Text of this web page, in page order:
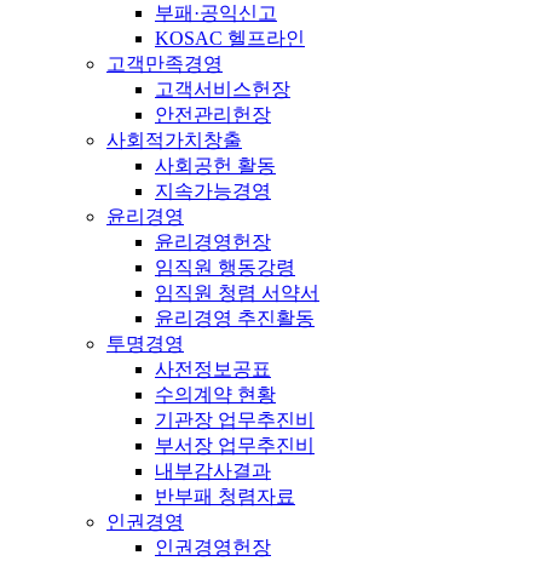
부패·공익신고
KOSAC 헬프라인
고객만족경영
고객서비스헌장
안전관리헌장
사회적가치창출
사회공헌 활동
지속가능경영
윤리경영
윤리경영헌장
임직원 행동강령
임직원 청렴 서약서
윤리경영 추진활동
투명경영
사전정보공표
수의계약 현황
기관장 업무추진비
부서장 업무추진비
내부감사결과
반부패 청렴자료
인권경영
인권경영헌장